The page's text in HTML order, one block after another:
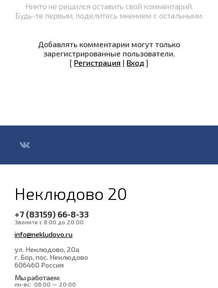
Никто не решился оставить свой комментарий.
Будь-те первым, поделитесь мнением с остальными.
Добавлять комментарии могут только
зарегистрированные пользователи.
[ Регистрация | Вход ]
Неклюдово 20
+7 (83159) 66-8-33
Звоните с 8:00 до 20:00
info@nekludovo.ru
ул. Неклюдово, 20а
г. Бор, пос. Неклюдово
606460 Россия
Мы работаем:
пн-вс: 08:00 — 20:00